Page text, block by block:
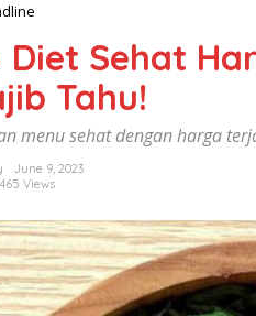
e
n
u
D
i
t
S
h
a
t
H
a
Diet Sehat
Tahu!
menu sehat dengan harga
June 9, 2023
Views